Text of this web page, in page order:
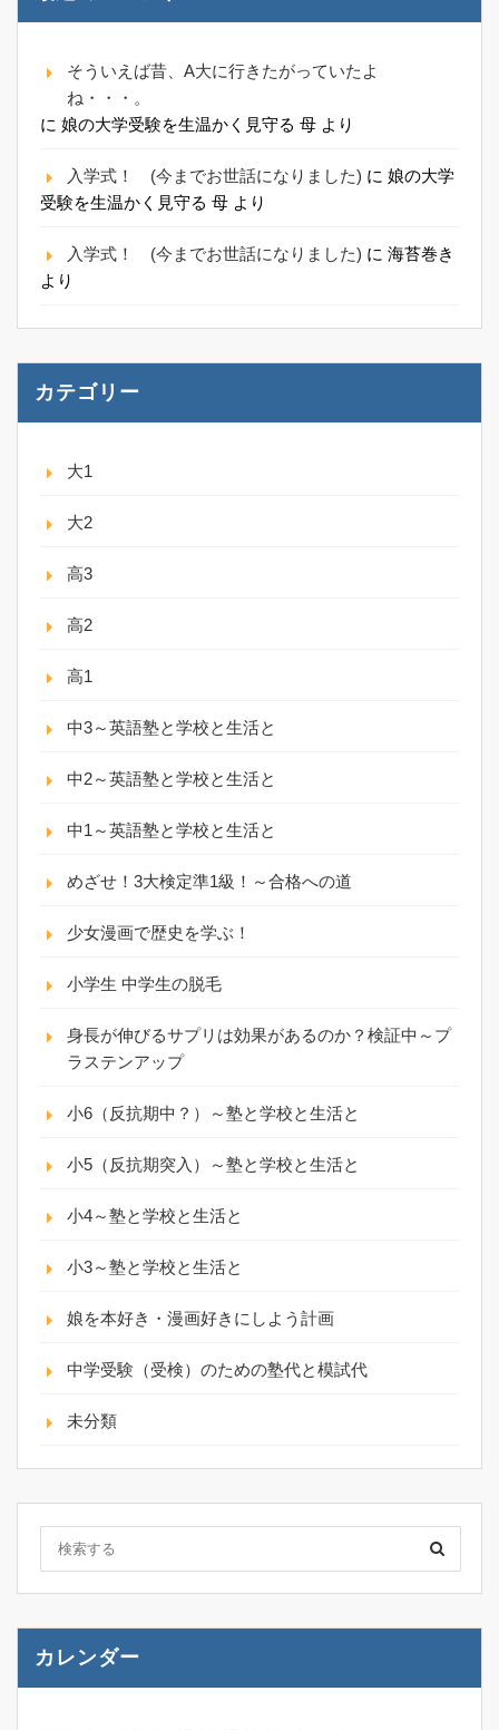
そういえば昔、A大に行きたがっていたよ
ね・・・。
に 娘の大学受験を生温かく見守る 母 より
入学式！ (今までお世話になりました) に 娘の大学
受験を生温かく見守る 母 より
入学式！ (今までお世話になりました) に 海苔巻き
より
カテゴリー
大1
大2
高3
高2
高1
中3～英語塾と学校と生活と
中2～英語塾と学校と生活と
中1～英語塾と学校と生活と
めざせ！3大検定準1級！～合格への道
少女漫画で歴史を学ぶ！
小学生 中学生の脱毛
身長が伸びるサプリは効果があるのか？検証中～プ
ラステンアップ
小6（反抗期中？）～塾と学校と生活と
小5（反抗期突入）～塾と学校と生活と
小4～塾と学校と生活と
小3～塾と学校と生活と
娘を本好き・漫画好きにしよう計画
中学受験（受検）のための塾代と模試代
未分類
カレンダー